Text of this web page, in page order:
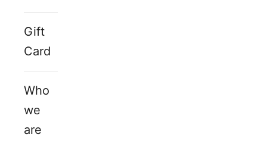
Gift
Card
Who
we
are